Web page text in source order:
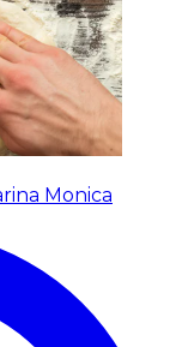
Monica